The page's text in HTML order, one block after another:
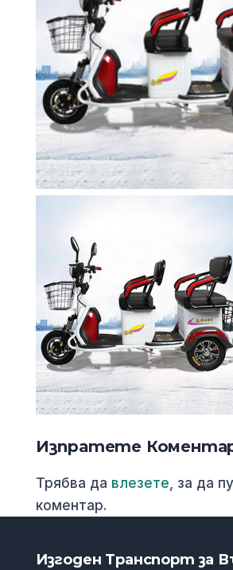
Изпратете
Трябва да влезете, за да
коментар.
Изгоден Транспорт за